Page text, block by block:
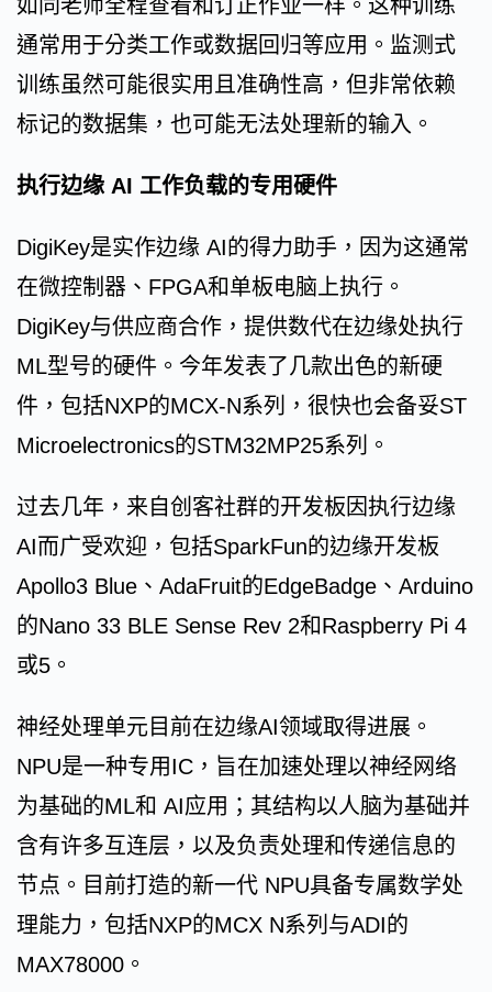
如同老师全程查看和订正作业一样。这种训练
通常用于分类工作或数据回归等应用。监测式
训练虽然可能很实用且准确性高，但非常依赖
标记的数据集，也可能无法处理新的输入。
执行边缘 AI 工作负载的专用硬件
DigiKey是实作边缘 AI的得力助手，因为这通常
在微控制器、FPGA和单板电脑上执行。
DigiKey与供应商合作，提供数代在边缘处执行
ML型号的硬件。今年发表了几款出色的新硬
件，包括NXP的MCX-N系列，很快也会备妥ST
Microelectronics的STM32MP25系列。
过去几年，来自创客社群的开发板因执行边缘
AI而广受欢迎，包括SparkFun的边缘开发板
Apollo3 Blue、AdaFruit的EdgeBadge、Arduino
的Nano 33 BLE Sense Rev 2和Raspberry Pi 4
或5。
神经处理单元目前在边缘AI领域取得进展。
NPU是一种专用IC，旨在加速处理以神经网络
为基础的ML和 AI应用；其结构以人脑为基础并
含有许多互连层，以及负责处理和传递信息的
节点。目前打造的新一代 NPU具备专属数学处
理能力，包括NXP的MCX N系列与ADI的
MAX78000。